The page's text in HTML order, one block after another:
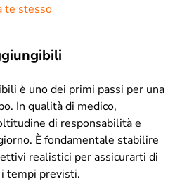
te stesso
è uno dei primi passi per una
In qualità di medico,
di responsabilità e
È fondamentale stabilire
realistici per assicurarti di
tempi previsti.